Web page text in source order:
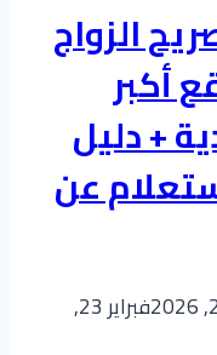
الزواج
أكبر
+ دليل
عن
فبراير 23,